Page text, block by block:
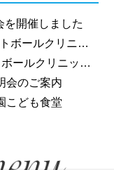
開催しました
リニックのご案内
ックを開催しました
会のご案内
こども食堂